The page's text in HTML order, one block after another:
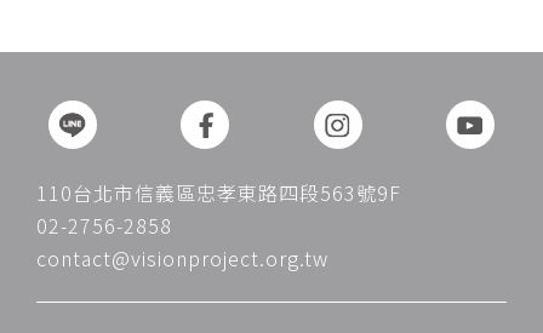
110台北市信義區忠孝東路四段563號9F
02-2756-2858
contact@visionproject.org.tw